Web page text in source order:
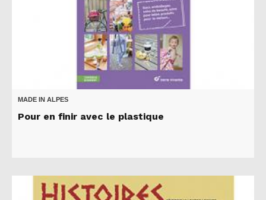
MADE IN ALPES
Pour en finir avec le plastique